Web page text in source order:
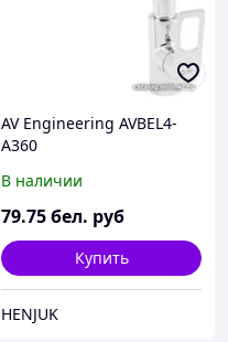
AV Engineering AVBEL4-
A360
В наличии
79.75бел. руб
Купить
HENJUK